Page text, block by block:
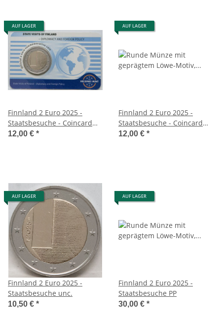
AUF LAGER
Finnland 2 Euro 2025 -
Staatsbesuche - Coincard
englisch
12,00 € *
AUF LAGER
Finnland 2 Euro 2025 -
Staatsbesuche - Coincard
finnisch
12,00 € *
AUF LAGER
Finnland 2 Euro 2025 -
Staatsbesuche unc.
10,50 € *
AUF LAGER
Finnland 2 Euro 2025 -
Staatsbesuche PP
30,00 € *